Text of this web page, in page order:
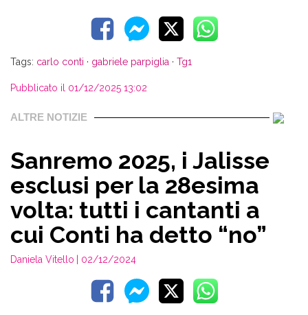
Tags: carlo conti · gabriele parpiglia · Tg1
Pubblicato il 01/12/2025 13:02
ALTRE NOTIZIE
Sanremo 2025, i Jalisse
esclusi per la 28esima
volta: tutti i cantanti a
cui Conti ha detto “no”
Daniela Vitello | 02/12/2024